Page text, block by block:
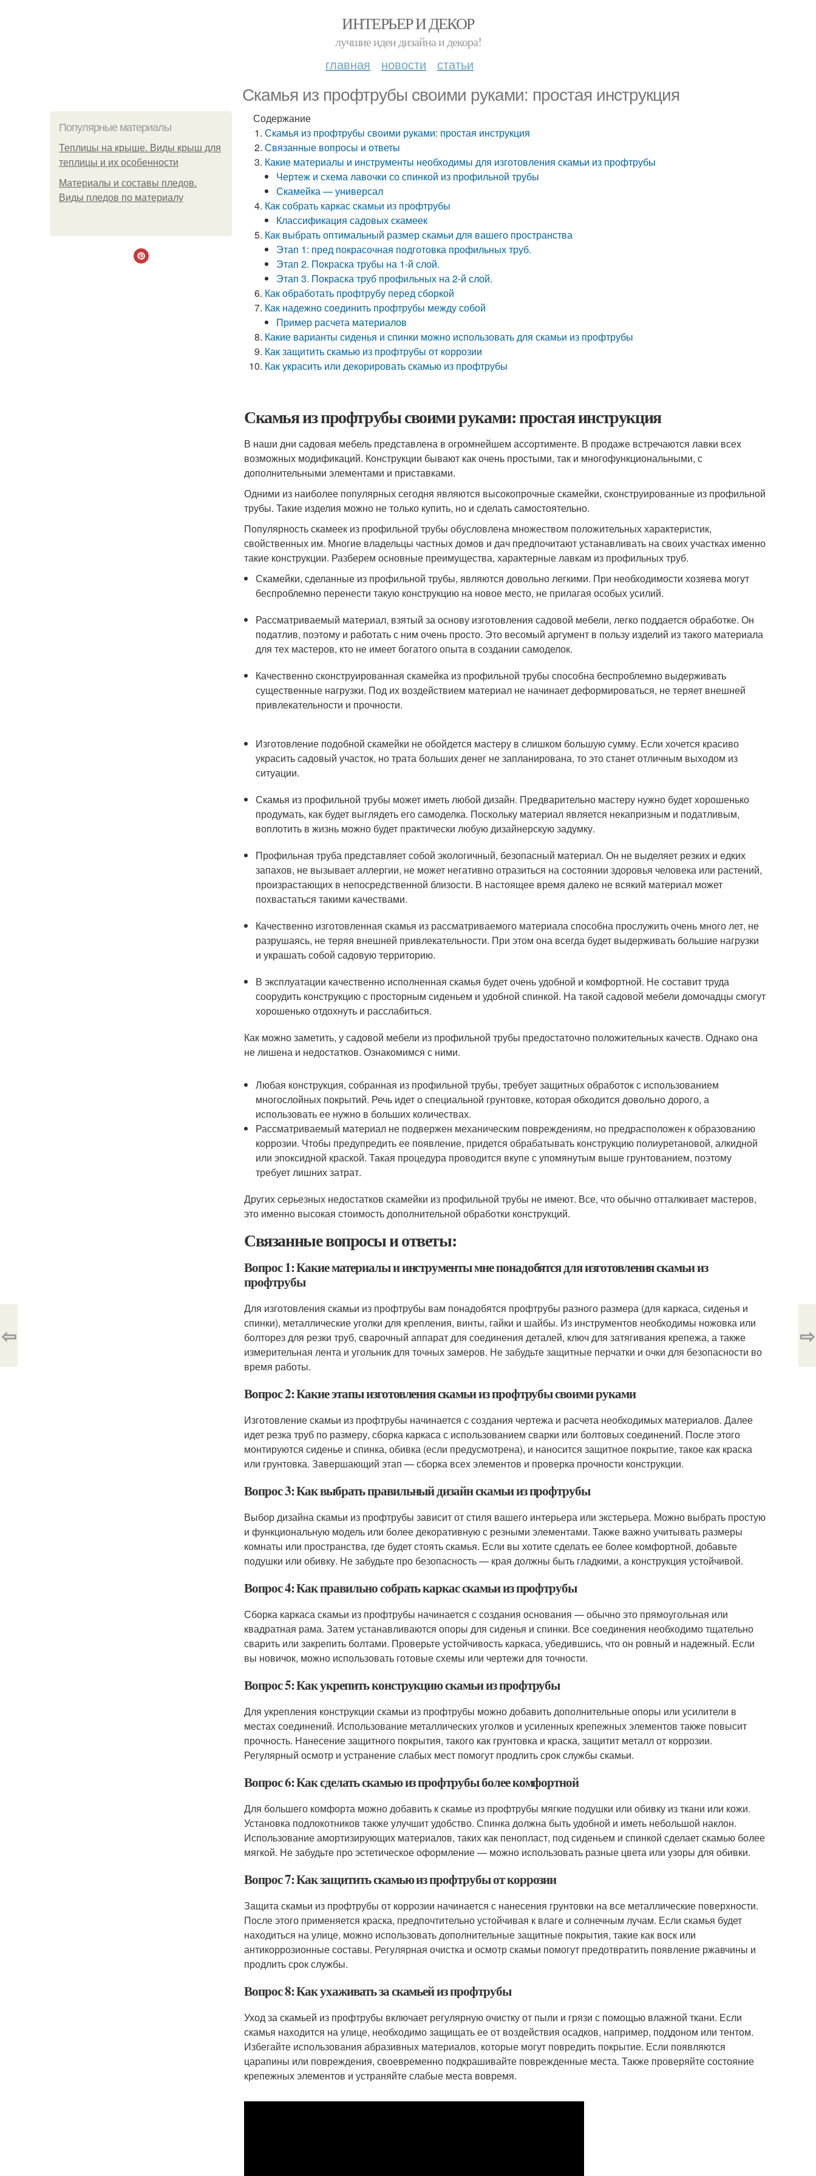
ИНТЕРЬЕР И ДЕКОР
лучшие идеи дизайна и декора!
главная новости статьи
Скамья из профтрубы своими руками: простая инструкция
Популярные материалы
Теплицы на крыше. Виды крыш для
теплицы и их особенности
Материалы и составы пледов.
Виды пледов по материалу
Содержание
Скамья из профтрубы своими руками: простая инструкция
Связанные вопросы и ответы
Какие материалы и инструменты необходимы для изготовления скамьи из профтрубы
Чертеж и схема лавочки со спинкой из профильной трубы
Скамейка — универсал
Как собрать каркас скамьи из профтрубы
Классификация садовых скамеек
Как выбрать оптимальный размер скамьи для вашего пространства
Этап 1: пред покрасочная подготовка профильных труб.
Этап 2. Покраска трубы на 1-й слой.
Этап 3. Покраска труб профильных на 2-й слой.
Как обработать профтрубу перед сборкой
Как надежно соединить профтрубы между собой
Пример расчета материалов
Какие варианты сиденья и спинки можно использовать для скамьи из профтрубы
Как защитить скамью из профтрубы от коррозии
Как украсить или декорировать скамью из профтрубы
Скамья из профтрубы своими руками: простая инструкция
В наши дни садовая мебель представлена в огромнейшем ассортименте. В продаже встречаются лавки всех
возможных модификаций. Конструкции бывают как очень простыми, так и многофункциональными, с
дополнительными элементами и приставками.
Одними из наиболее популярных сегодня являются высокопрочные скамейки, сконструированные из профильной
трубы. Такие изделия можно не только купить, но и сделать самостоятельно.
Популярность скамеек из профильной трубы обусловлена множеством положительных характеристик,
свойственных им. Многие владельцы частных домов и дач предпочитают устанавливать на своих участках именно
такие конструкции. Разберем основные преимущества, характерные лавкам из профильных труб.
Скамейки, сделанные из профильной трубы, являются довольно легкими. При необходимости хозяева могут
беспроблемно перенести такую конструкцию на новое место, не прилагая особых усилий.
Рассматриваемый материал, взятый за основу изготовления садовой мебели, легко поддается обработке. Он
податлив, поэтому и работать с ним очень просто. Это весомый аргумент в пользу изделий из такого материала
для тех мастеров, кто не имеет богатого опыта в создании самоделок.
Качественно сконструированная скамейка из профильной трубы способна беспроблемно выдерживать
существенные нагрузки. Под их воздействием материал не начинает деформироваться, не теряет внешней
привлекательности и прочности.
Изготовление подобной скамейки не обойдется мастеру в слишком большую сумму. Если хочется красиво
украсить садовый участок, но трата больших денег не запланирована, то это станет отличным выходом из
ситуации.
Скамья из профильной трубы может иметь любой дизайн. Предварительно мастеру нужно будет хорошенько
продумать, как будет выглядеть его самоделка. Поскольку материал является некапризным и податливым,
воплотить в жизнь можно будет практически любую дизайнерскую задумку.
Профильная труба представляет собой экологичный, безопасный материал. Он не выделяет резких и едких
запахов, не вызывает аллергии, не может негативно отразиться на состоянии здоровья человека или растений,
произрастающих в непосредственной близости. В настоящее время далеко не всякий материал может
похвастаться такими качествами.
Качественно изготовленная скамья из рассматриваемого материала способна прослужить очень много лет, не
разрушаясь, не теряя внешней привлекательности. При этом она всегда будет выдерживать большие нагрузки
и украшать собой садовую территорию.
В эксплуатации качественно исполненная скамья будет очень удобной и комфортной. Не составит труда
соорудить конструкцию с просторным сиденьем и удобной спинкой. На такой садовой мебели домочадцы смогут
хорошенько отдохнуть и расслабиться.
Как можно заметить, у садовой мебели из профильной трубы предостаточно положительных качеств. Однако она
не лишена и недостатков. Ознакомимся с ними.
Любая конструкция, собранная из профильной трубы, требует защитных обработок с использованием
многослойных покрытий. Речь идет о специальной грунтовке, которая обходится довольно дорого, а
использовать ее нужно в больших количествах.
Рассматриваемый материал не подвержен механическим повреждениям, но предрасположен к образованию
коррозии. Чтобы предупредить ее появление, придется обрабатывать конструкцию полиуретановой, алкидной
или эпоксидной краской. Такая процедура проводится вкупе с упомянутым выше грунтованием, поэтому
требует лишних затрат.
Других серьезных недостатков скамейки из профильной трубы не имеют. Все, что обычно отталкивает мастеров,
это именно высокая стоимость дополнительной обработки конструкций.
Связанные вопросы и ответы:
Вопрос 1: Какие материалы и инструменты мне понадобятся для изготовления скамьи из
профтрубы
Для изготовления скамьи из профтрубы вам понадобятся профтрубы разного размера (для каркаса, сиденья и
спинки), металлические уголки для крепления, винты, гайки и шайбы. Из инструментов необходимы ножовка или
болторез для резки труб, сварочный аппарат для соединения деталей, ключ для затягивания крепежа, а также
измерительная лента и угольник для точных замеров. Не забудьте защитные перчатки и очки для безопасности во
время работы.
Вопрос 2: Какие этапы изготовления скамьи из профтрубы своими руками
Изготовление скамьи из профтрубы начинается с создания чертежа и расчета необходимых материалов. Далее
идет резка труб по размеру, сборка каркаса с использованием сварки или болтовых соединений. После этого
монтируются сиденье и спинка, обивка (если предусмотрена), и наносится защитное покрытие, такое как краска
или грунтовка. Завершающий этап — сборка всех элементов и проверка прочности конструкции.
Вопрос 3: Как выбрать правильный дизайн скамьи из профтрубы
Выбор дизайна скамьи из профтрубы зависит от стиля вашего интерьера или экстерьера. Можно выбрать простую
и функциональную модель или более декоративную с резными элементами. Также важно учитывать размеры
комнаты или пространства, где будет стоять скамья. Если вы хотите сделать ее более комфортной, добавьте
подушки или обивку. Не забудьте про безопасность — края должны быть гладкими, а конструкция устойчивой.
Вопрос 4: Как правильно собрать каркас скамьи из профтрубы
Сборка каркаса скамьи из профтрубы начинается с создания основания — обычно это прямоугольная или
квадратная рама. Затем устанавливаются опоры для сиденья и спинки. Все соединения необходимо тщательно
сварить или закрепить болтами. Проверьте устойчивость каркаса, убедившись, что он ровный и надежный. Если
вы новичок, можно использовать готовые схемы или чертежи для точности.
Вопрос 5: Как укрепить конструкцию скамьи из профтрубы
Для укрепления конструкции скамьи из профтрубы можно добавить дополнительные опоры или усилители в
местах соединений. Использование металлических уголков и усиленных крепежных элементов также повысит
прочность. Нанесение защитного покрытия, такого как грунтовка и краска, защитит металл от коррозии.
Регулярный осмотр и устранение слабых мест помогут продлить срок службы скамьи.
Вопрос 6: Как сделать скамью из профтрубы более комфортной
Для большего комфорта можно добавить к скамье из профтрубы мягкие подушки или обивку из ткани или кожи.
Установка подлокотников также улучшит удобство. Спинка должна быть удобной и иметь небольшой наклон.
Использование амортизирующих материалов, таких как пенопласт, под сиденьем и спинкой сделает скамью более
мягкой. Не забудьте про эстетическое оформление — можно использовать разные цвета или узоры для обивки.
Вопрос 7: Как защитить скамью из профтрубы от коррозии
Защита скамьи из профтрубы от коррозии начинается с нанесения грунтовки на все металлические поверхности.
После этого применяется краска, предпочтительно устойчивая к влаге и солнечным лучам. Если скамья будет
находиться на улице, можно использовать дополнительные защитные покрытия, такие как воск или
антикоррозионные составы. Регулярная очистка и осмотр скамьи помогут предотвратить появление ржавчины и
продлить срок службы.
Вопрос 8: Как ухаживать за скамьей из профтрубы
Уход за скамьей из профтрубы включает регулярную очистку от пыли и грязи с помощью влажной ткани. Если
скамья находится на улице, необходимо защищать ее от воздействия осадков, например, поддоном или тентом.
Избегайте использования абразивных материалов, которые могут повредить покрытие. Если появляются
царапины или повреждения, своевременно подкрашивайте поврежденные места. Также проверяйте состояние
крепежных элементов и устраняйте слабые места вовремя.
⇦ ⇨